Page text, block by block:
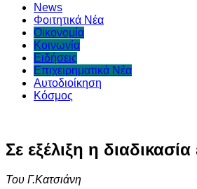
News
Φοιτητικά Νέα
Οικονομία
Κοινωνία
Ειδήσεις
Επιχειρηματικά Νέα
Αυτοδιοίκηση
Κόσμος
Σε εξέλιξη η
Του Γ.Κατσιάνη